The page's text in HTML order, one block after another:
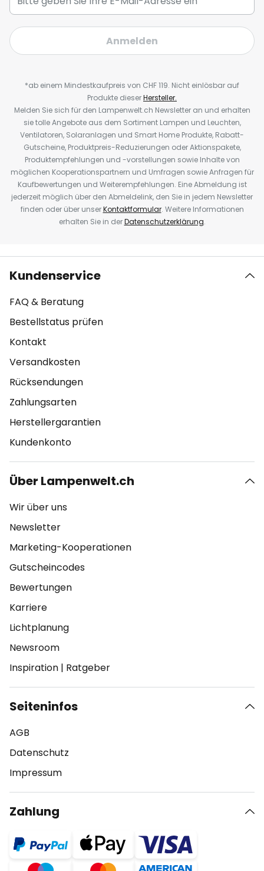
Anmelden
*ab einem Mindestkaufpreis von CHF 119. Nicht einlösbar auf
Produkte dieserHersteller.
Melden Sie sich für den Lampenwelt.ch Newsletter an und erhalten
sie tolle Angebote aus dem Sortiment Lampen und Leuchten,
Ventilatoren, Solaranlagen und Smart Home Produkte, Rabatt-
Gutscheine, Produktpreis-Reduzierungen oder Aktionspakete,
Produktempfehlungen und -vorstellungen sowie Inhalte von
möglichen Kooperationspartnern und Umfragen sowie Anfragen für
Kaufbewertungen und Weiterempfehlungen. Eine Abmeldung ist
jederzeit möglich über den Abmeldelink, den Sie in jedem Newsletter
finden oder über unserKontaktformular. Weitere Informationen
erhalten Sie in derDatenschutzerklärung.
Kundenservice
FAQ & Beratung
Bestellstatus prüfen
Kontakt
Versandkosten
Rücksendungen
Zahlungsarten
Herstellergarantien
Kundenkonto
Über Lampenwelt.ch
Wir über uns
Newsletter
Marketing-Kooperationen
Gutscheincodes
Bewertungen
Karriere
Lichtplanung
Newsroom
Inspiration | Ratgeber
Seiteninfos
AGB
Datenschutz
Impressum
Zahlung